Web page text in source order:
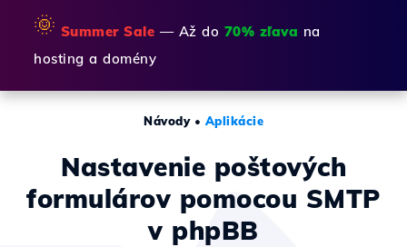
🌞 Summer Sale — Až do 70% zľava na
hosting a domény
Návody• Aplikácie
Nastavenie poštových
formulárov pomocou SMTP
v phpBB